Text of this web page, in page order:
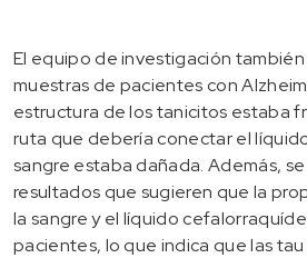
El equipo de investigación
muestras de pacientes con
estructura de los tanicitos estaba
ruta que debería conectar el
sangre estaba dañada. Además,
resultados que sugieren que la
la sangre y el líquido
pacientes, lo que indica que las